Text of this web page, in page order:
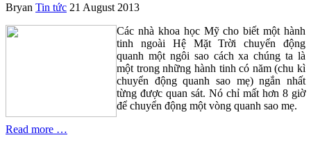
Bryan Tin tức 21 August 2013
Các nhà khoa học Mỹ cho biết một hành
tinh ngoài Hệ Mặt Trời chuyển động
quanh một ngôi sao cách xa chúng ta là
một trong những hành tinh có năm (chu kì
chuyển động quanh sao mẹ) ngắn nhất
từng được quan sát. Nó chỉ mất hơn 8 giờ
để chuyển động một vòng quanh sao mẹ.
Read more …